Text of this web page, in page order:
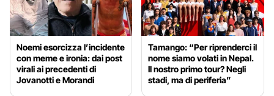
Noemi esorcizza l’incidente
con meme e ironia: dai post
virali ai precedenti di
Jovanotti e Morandi
Tamango: “Per riprenderci il
nome siamo volati in Nepal.
Il nostro primo tour? Negli
stadi, ma di periferia”